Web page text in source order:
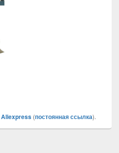
Aliexpress (постоянная ссылка).